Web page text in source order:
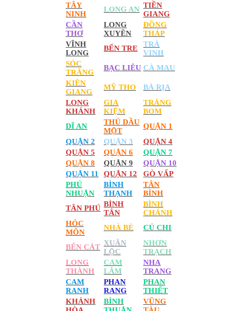
TÂY
NINH
LONG AN TIỀN
GIANG
CẦN
THƠ
LONG
XUYÊN
ĐỒNG
THÁP
VĨNH
LONG
BẾN TRE
TRÀ
VINH
SÓC
TRĂNG
BẠC LIÊU CÀ MAU
KIÊN
GIANG
MỸ THO
BÀ RỊA
LONG
KHÁNH
GIA
KIỆM
TRẢNG
BOM
DĨ AN
THỦ DẦU
MỘT
QUẬN 1
QUẬN 2
QUẬN 3
QUẬN 4
QUẬN 5
QUẬN 6
QUẬN 7
QUẬN 8
QUẬN 9
QUẬN 10
QUẬN 11
QUẬN 12
GÒ VẤP
PHÚ
NHUẬN
BÌNH
THẠNH
TÂN
BÌNH
TÂN PHÚ BÌNH
TÂN
BÌNH
CHÁNH
HÓC
MÔN
NHÀ BÈ CỦ CHI
BẾN CÁT XUÂN
LỘC
NHƠN
TRẠCH
LONG
THÀNH
CAM
LÂM
NHA
TRANG
CAM
RANH
PHAN
RANG
PHAN
THIẾT
KHÁNH
BÌNH
VŨNG